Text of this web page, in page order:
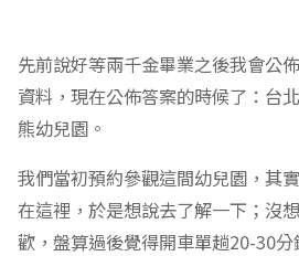
先前說好等兩千金畢業之後我會公
資料，現在公佈答案的時候了：台
熊幼兒園。
我們當初預約參觀這間幼兒園，其
在這裡，於是想說去了解一下；沒
歡，盤算過後覺得開車單趟20-30